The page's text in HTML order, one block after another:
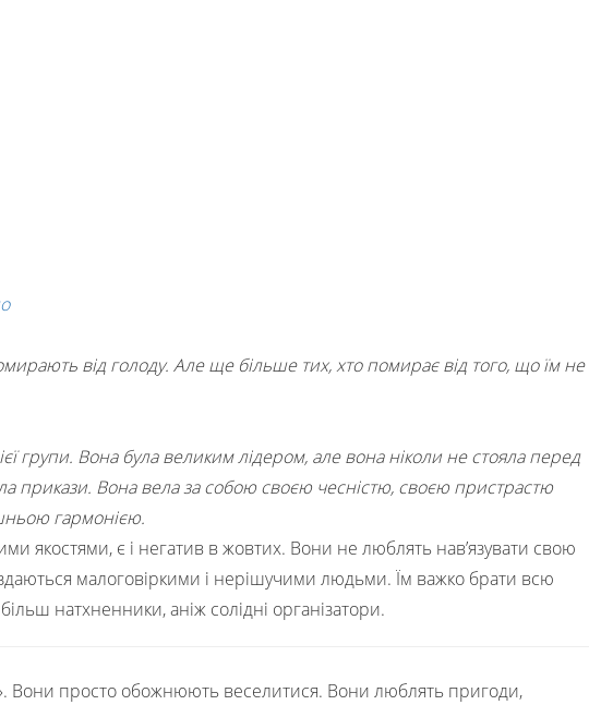
від голоду. Але ще більше тих, хто помирає від того, що їм не
групи. Вона була великим лідером, але вона ніколи не стояла перед
прикази. Вона вела за собою своєю чесністю, своєю пристрастю
гармонією.
якостями, є і негатив в жовтих. Вони не люблять нав’язувати свою
малоговіркими і нерішучими людьми. Їм важко брати всю
натхненники, аніж солідні організатори.
Вони просто обожнюють веселитися. Вони люблять пригоди,